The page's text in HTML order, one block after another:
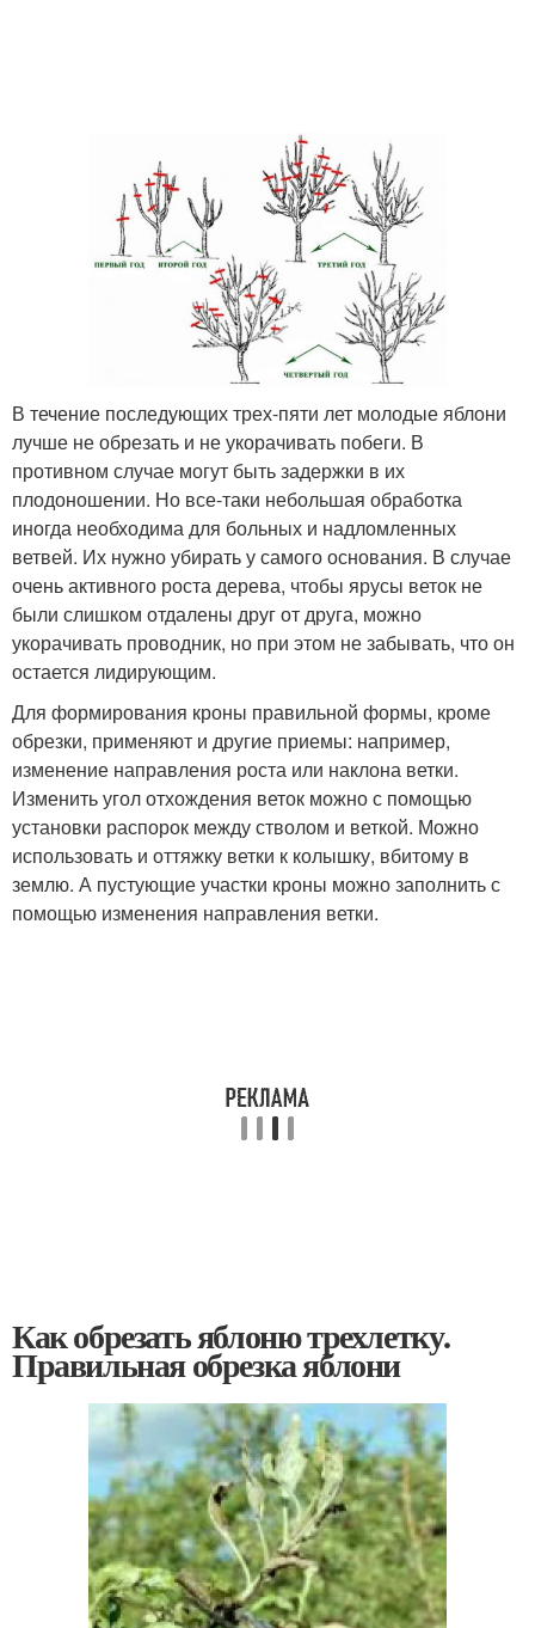
В течение последующих трех-пяти лет молодые яблони
лучше не обрезать и не укорачивать побеги. В
противном случае могут быть задержки в их
плодоношении. Но все-таки небольшая обработка
иногда необходима для больных и надломленных
ветвей. Их нужно убирать у самого основания. В случае
очень активного роста дерева, чтобы ярусы веток не
были слишком отдалены друг от друга, можно
укорачивать проводник, но при этом не забывать, что он
остается лидирующим.
Для формирования кроны правильной формы, кроме
обрезки, применяют и другие приемы: например,
изменение направления роста или наклона ветки.
Изменить угол отхождения веток можно с помощью
установки распорок между стволом и веткой. Можно
использовать и оттяжку ветки к колышку, вбитому в
землю. А пустующие участки кроны можно заполнить с
помощью изменения направления ветки.
Как обрезать яблоню трехлетку.
Правильная обрезка яблони